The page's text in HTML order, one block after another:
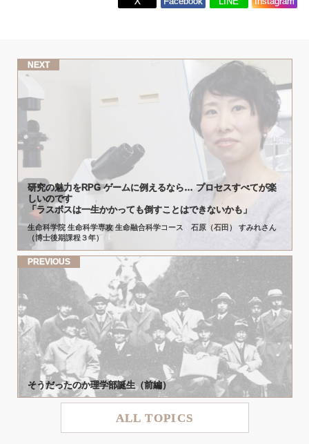
NEXT
研究の魅力をRPGゲームに例えるなら… プロセスすべてが楽
しいのです
「ラスボスは一生かかっても倒すことはできないかも」
生命科学院 生命科学専攻 生命融合科学コース 石原（石田） すみれさん
（博士後期課程３年）
PREVIOUS
そうだったのか理学部誕生（前編）
ALL TOPICS